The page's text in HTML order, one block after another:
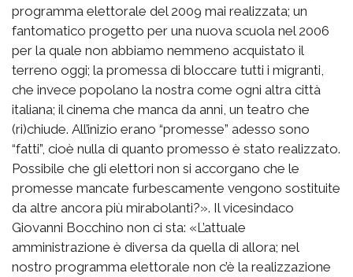
programma elettorale del 2009 mai realizzata; un
fantomatico progetto per una nuova scuola nel 2006
per la quale non abbiamo nemmeno acquistato il
terreno oggi; la promessa di bloccare tutti i migranti,
che invece popolano la nostra come ogni altra città
italiana; il cinema che manca da anni, un teatro che
(ri)chiude. All’inizio erano “promesse” adesso sono
“fatti”, cioè nulla di quanto promesso è stato realizzato.
Possibile che gli elettori non si accorgano che le
promesse mancate furbescamente vengono sostituite
da altre ancora più mirabolanti?». Il vicesindaco
Giovanni Bocchino non ci sta: «L’attuale
amministrazione è diversa da quella di allora; nel
nostro programma elettorale non c’è la realizzazione